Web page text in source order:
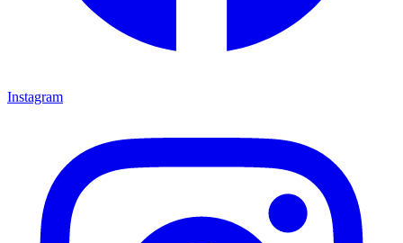
Instagram